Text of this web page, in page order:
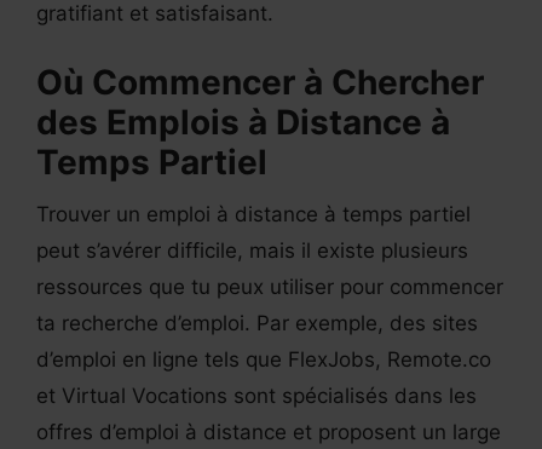
gratifiant et satisfaisant.
Où Commencer à Chercher
des Emplois à Distance à
Temps Partiel
Trouver un emploi à distance à temps partiel
peut s’avérer difficile, mais il existe plusieurs
ressources que tu peux utiliser pour commencer
ta recherche d’emploi. Par exemple, des sites
d’emploi en ligne tels que FlexJobs, Remote.co
et Virtual Vocations sont spécialisés dans les
offres d’emploi à distance et proposent un large